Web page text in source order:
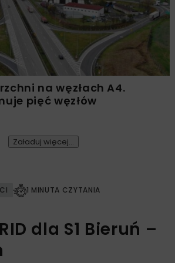
na węzłach A4.
pięć węzłów
Załaduj więcej...
1 MINUTA CZYTANIA
dla S1 Bieruń –